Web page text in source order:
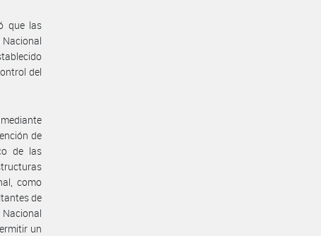
que las
del
de
de las
como
de
un